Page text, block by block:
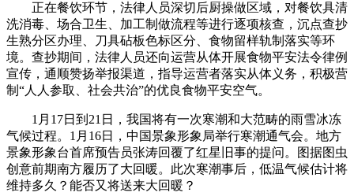
正在餐饮环节，法律人员深切后厨操做区域，对餐饮具清
洗消毒、场合卫生、加工制做流程等进行逐项核查，沉点查抄
生熟分区办理、刀具砧板色标区分、食物留样轨制落实等环
境。查抄期间，法律人员还向运营从体开展食物平安法令律例
宣传，通顺赞扬举报渠道，指导运营者落实从体义务，积极营
制“人人参取、社会共治”的优良食物平安空气。
1月17日到21日，我国将有一次寒潮和大范畴的雨雪冰冻
气候过程。1月16日，中国景象形象局举行寒潮通气会。地方
景象形象台首席预告员张涛回覆了红星旧事的提问。图据图虫
创意前期南方履历了大回暖。此次寒潮事后，低温气候估计将
维持多久？能否又将送来大回暖？